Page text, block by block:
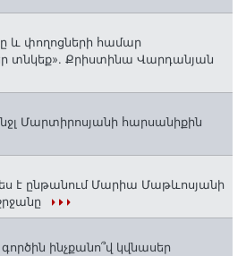
և փողոցների համար
տնկեք». Քրիստինա Վարդանյան
Մարտիրոսյանի հարսանիքին
է ընթանում Մարիա Մաթևոսյանի
ինչքանո՞վ կվնասեր